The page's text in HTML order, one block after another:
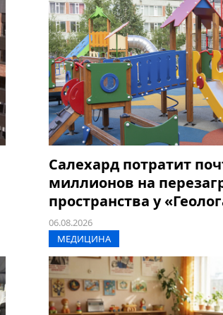
Салехард потратит
миллионов на
пространства у
06.08.2026
МЕДИЦИНА